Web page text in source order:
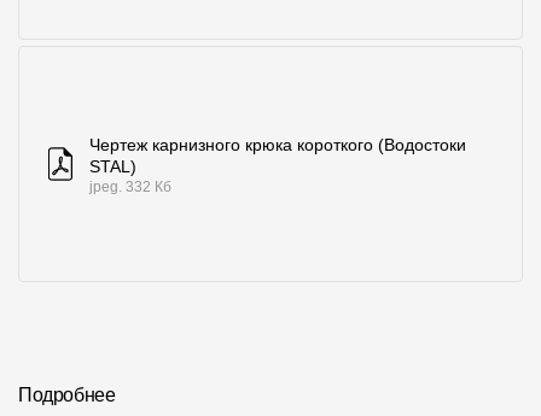
Чертеж карнизного крюка короткого (Водостоки
STAL)
jpeg. 332 Кб
Подробнее